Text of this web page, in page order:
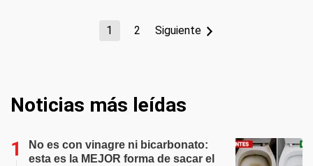
1 2 Siguiente
Noticias más leídas
No es con vinagre ni bicarbonato:
esta es la MEJOR forma de sacar el